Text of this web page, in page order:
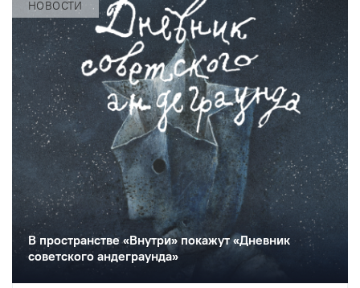
НОВОСТИ
В пространстве «Внутри» покажут «Дневник
советского андеграунда»